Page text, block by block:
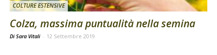
COLTURE ESTENSIVE
Colza, massima puntualità nella semina
Di Sara Vitali - 12 Settembre 2019